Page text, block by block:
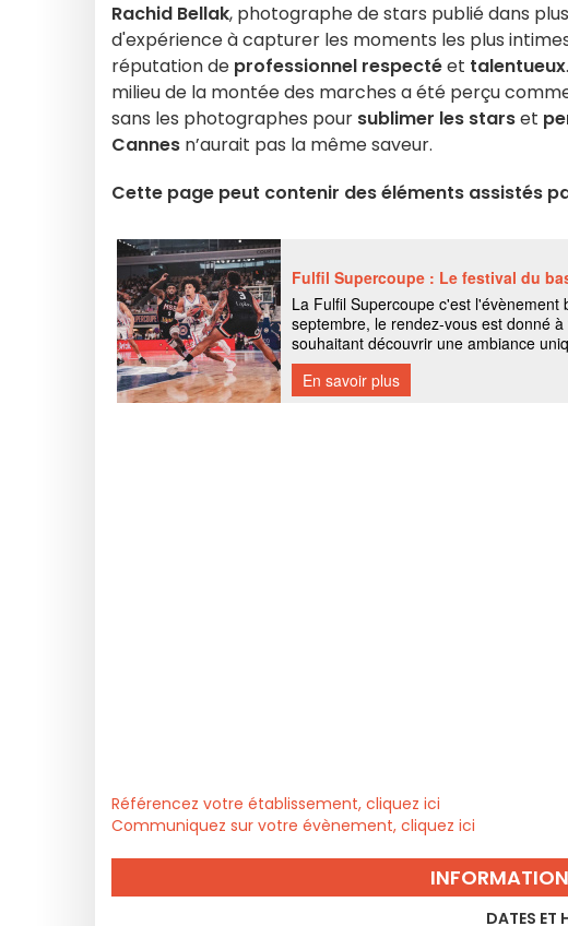
Rachid Bellak, photographe de stars publié dans
d'expérience à capturer les moments les plus
réputation de professionnel respectéet talentueux
milieu de la montée des marches a été perçu
sans les photographes pour sublimer les starset
Cannes n’aurait pas la même saveur.
Cette page peut contenir des éléments assistés
Référencez votre établissement, cliquez ici
Communiquez sur votre évènement, cliquez ici
DATES ET